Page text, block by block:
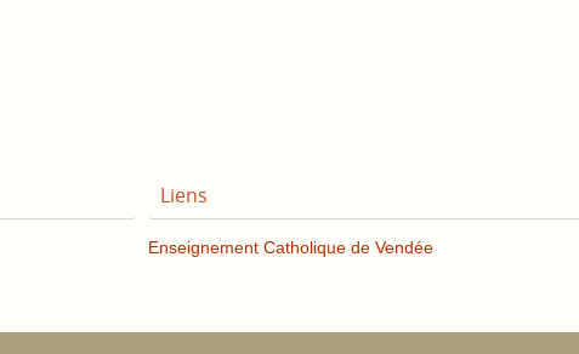
Liens
Enseignement Catholique de Vendée